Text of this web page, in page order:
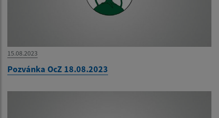
15.08.2023
Pozvánka OcZ 18.08.2023